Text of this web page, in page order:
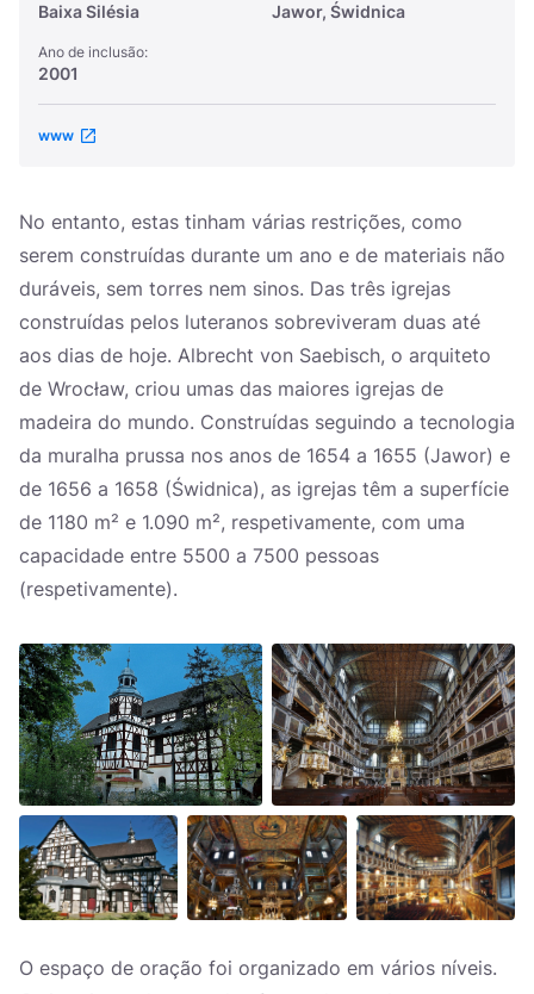
Baixa Silésia Jawor, Świdnica
Ano de inclusão:
2001
www
No entanto, estas tinham várias restrições, como
serem construídas durante um ano e de materiais não
duráveis, sem torres nem sinos. Das três igrejas
construídas pelos luteranos sobreviveram duas até
aos dias de hoje. Albrecht von Saebisch, o arquiteto
de Wrocław, criou umas das maiores igrejas de
madeira do mundo. Construídas seguindo a tecnologia
da muralha prussa nos anos de 1654 a 1655 (Jawor) e
de 1656 a 1658 (Świdnica), as igrejas têm a superfície
de 1180 m² e 1.090 m², respetivamente, com uma
capacidade entre 5500 a 7500 pessoas
(respetivamente).
O espaço de oração foi organizado em vários níveis.